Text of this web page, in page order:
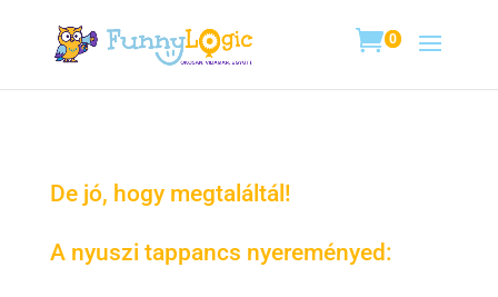
0
De jó, hogy megtaláltál!
A nyuszi tappancs nyereményed: